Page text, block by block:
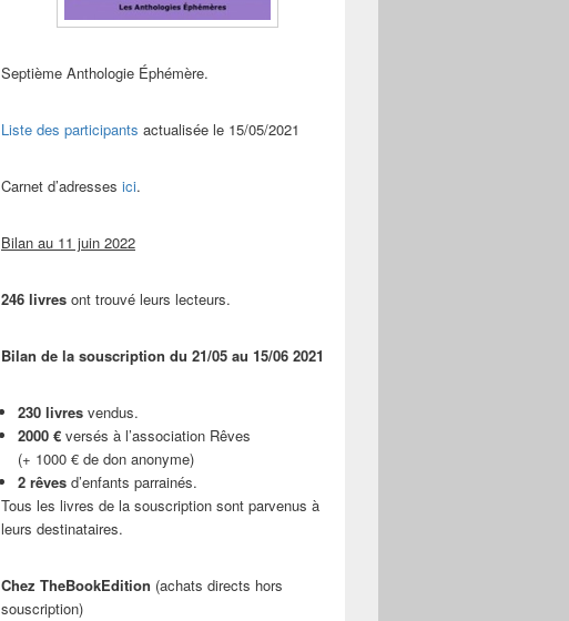
Septième Anthologie Éphémère.
Liste des participants actualisée le 15/05/2021
Carnet d’adresses ici.
Bilan au 11 juin 2022
246 livres ont trouvé leurs lecteurs.
Bilan de la souscription du 21/05 au 15/06 2021
230 livres vendus.
2000 € versés à l’association Rêves
(+ 1000 € de don anonyme)
2 rêves d’enfants parrainés.
Tous les livres de la souscription sont parvenus à
leurs destinataires.
Chez TheBookEdition (achats directs hors
souscription)